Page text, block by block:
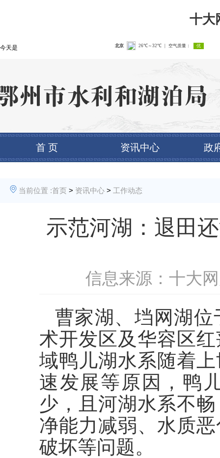
十大
今天是
首 页 资讯中心 政
当前位置 :首页 > 资讯中心 > 工作动态
示范河湖：退田
信息来源：十大
曹家湖、垱网湖
术开发区及华容区
域鸭儿湖水系随着
速发展等原因，鸭
少，且河湖水系不
净能力减弱、水质
破坏等问题。